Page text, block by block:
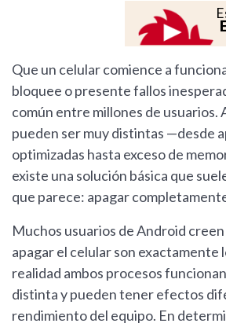
Que un celular comience a
bloquee o presente fallos
común entre millones de usuarios.
pueden ser muy distintas —desde
optimizadas hasta exceso de
existe una solución básica que
que parece: apagar
Muchos usuarios de Android
apagar el celular son exactamente
realidad ambos procesos
distinta y pueden tener efectos
rendimiento del equipo. En